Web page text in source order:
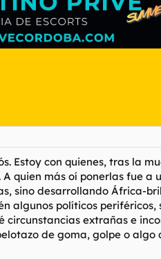
Estoy con quienes, tras la
A quien más oí ponerlas fue
sino desarrollando África-
algunos políticos
circunstancias extrañas e
de goma, golpe o algo